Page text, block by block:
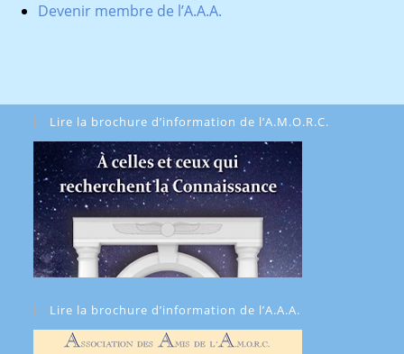
Devenir membre de l’A.A.A.
Lire la brochure d’information de l’A.M.O.R.C.
Lire la brochure d’information de l’A.A.A.